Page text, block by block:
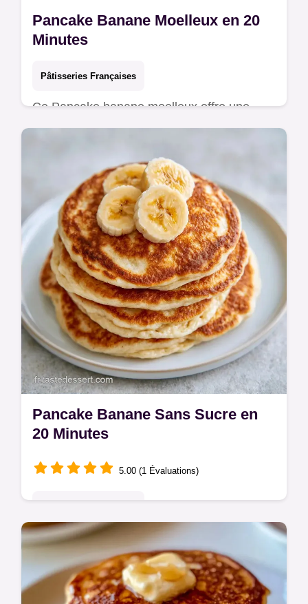
Pancake Banane Moelleux en 20
Minutes
Pâtisseries Françaises
Ce Pancake banane moelleux offre une
texture nuageuse et fondante. Retrouvez
vos matins. Prêt en 20 minutes.
Pancake Banane Sans Sucre en
20 Minutes
5.00 (1 Évaluations)
Écrasez les bananes mûres pour réussir
votre Pancake banane sans sucre. Ce guide
inclut un tableau méthode et texture pour un
résultat en 20 minutes.